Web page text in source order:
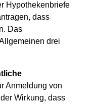
Hypothekenbriefe
dass
Das
drei
Anmeldung von
Wirkung, dass